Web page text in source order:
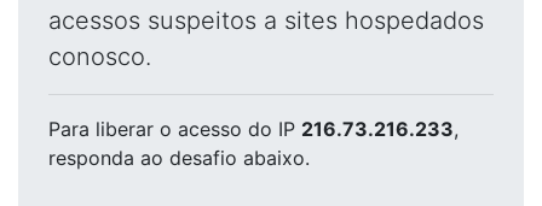
acessos suspeitos a sites hospedados
conosco.
Para liberar o acesso do IP 216.73.216.233,
responda ao desafio abaixo.